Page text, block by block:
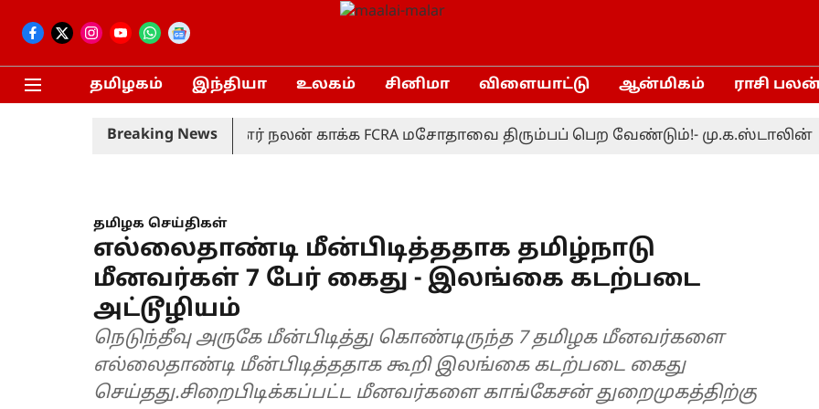
தமிழகம் இந்தியா உலகம் சினிமா விளையாட்டு ஆன்மிகம் ராசி
Breaking News
சிறுபான்மையினர் நலன் காக்க FCRA மசோதாவை திரும்பப் பெற வேண்டும்!- மு.க.ஸ்டாலின்
தமிழக செய்திகள்
எல்லைதாண்டி மீன்பிடித்ததாக தமிழ்நாடு
மீனவர்கள் 7 பேர் கைது - இலங்கை கடற்படை
அட்டூழியம்
நெடுந்தீவு அருகே மீன்பிடித்து கொண்டிருந்த 7 தமிழக மீனவர்களை
எல்லைதாண்டி மீன்பிடித்ததாக கூறி இலங்கை கடற்படை கைது
செய்தது.சிறைபிடிக்கப்பட்ட மீனவர்களை காங்கேசன் துறைமுகத்திற்கு